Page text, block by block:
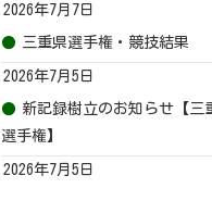
2026年7月7日
三重県選手権・競技結果
2026年7月5日
新記録樹立のお知らせ【三
選手権】
2026年7月5日